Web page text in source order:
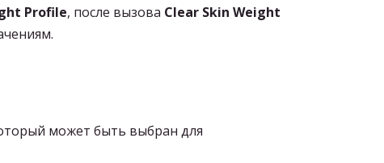
Profile, после вызова Clear Skin Weight
может быть выбран для